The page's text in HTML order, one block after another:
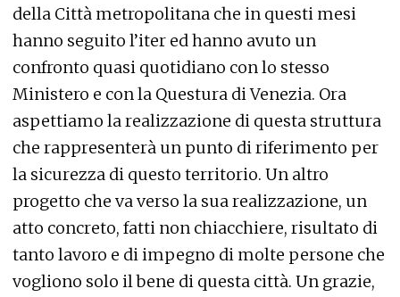
della Città metropolitana che in questi mesi
hanno seguito l’iter ed hanno avuto un
confronto quasi quotidiano con lo stesso
Ministero e con la Questura di Venezia. Ora
aspettiamo la realizzazione di questa struttura
che rappresenterà un punto di riferimento per
la sicurezza di questo territorio. Un altro
progetto che va verso la sua realizzazione, un
atto concreto, fatti non chiacchiere, risultato di
tanto lavoro e di impegno di molte persone che
vogliono solo il bene di questa città. Un grazie,